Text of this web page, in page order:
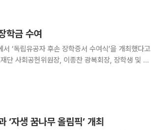
학금 수여
‘독립유공자 후손 장학증서 수여식’을 개최했다고
단 사회공헌위원장, 이종찬 광복회장, 장학생 및 학
총 5명의 장학
‘자생 꿈나무 올림픽’ 개최